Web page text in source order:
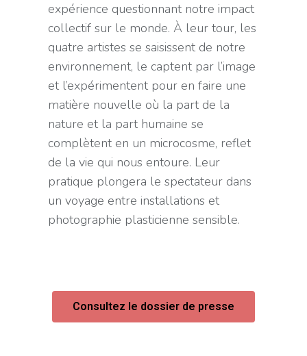
expérience questionnant notre impact
collectif sur le monde. À leur tour, les
quatre artistes se saisissent de notre
environnement, le captent par l’image
et l’expérimentent pour en faire une
matière nouvelle où la part de la
nature et la part humaine se
complètent en un microcosme, reflet
de la vie qui nous entoure. Leur
pratique plongera le spectateur dans
un voyage entre installations et
photographie plasticienne sensible.
Consultez le dossier de presse